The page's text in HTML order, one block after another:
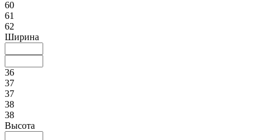
60
61
62
Ширина
36
37
37
38
38
Высота